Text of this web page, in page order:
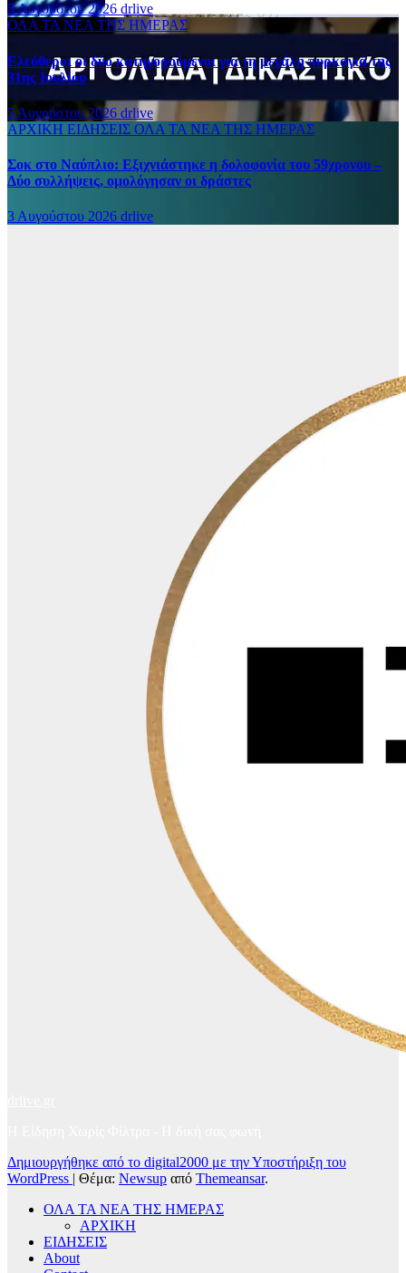
5 Αυγούστου 2026 drlive
ΟΛΑ ΤΑ ΝΕΑ ΤΗΣ ΗΜΕΡΑΣ
Ελεύθεροι οι δύο κατηγορούμενοι για τη μεγάλη πυρκαγιά της
31ης Ιουλίου
5 Αυγούστου 2026 drlive
ΑΡΧΙΚΗ ΕΙΔΗΣΕΙΣ ΟΛΑ ΤΑ ΝΕΑ ΤΗΣ ΗΜΕΡΑΣ
Σοκ στο Ναύπλιο: Εξιχνιάστηκε η δολοφονία του 59χρονου –
Δύο συλλήψεις, ομολόγησαν οι δράστες
3 Αυγούστου 2026 drlive
Δημιουργήθηκε από το digital2000 με την Υποστήριξη του
WordPress | Θέμα: Newsup από Themeansar.
ΟΛΑ ΤΑ ΝΕΑ ΤΗΣ ΗΜΕΡΑΣ
ΑΡΧΙΚΗ
ΕΙΔΗΣΕΙΣ
About